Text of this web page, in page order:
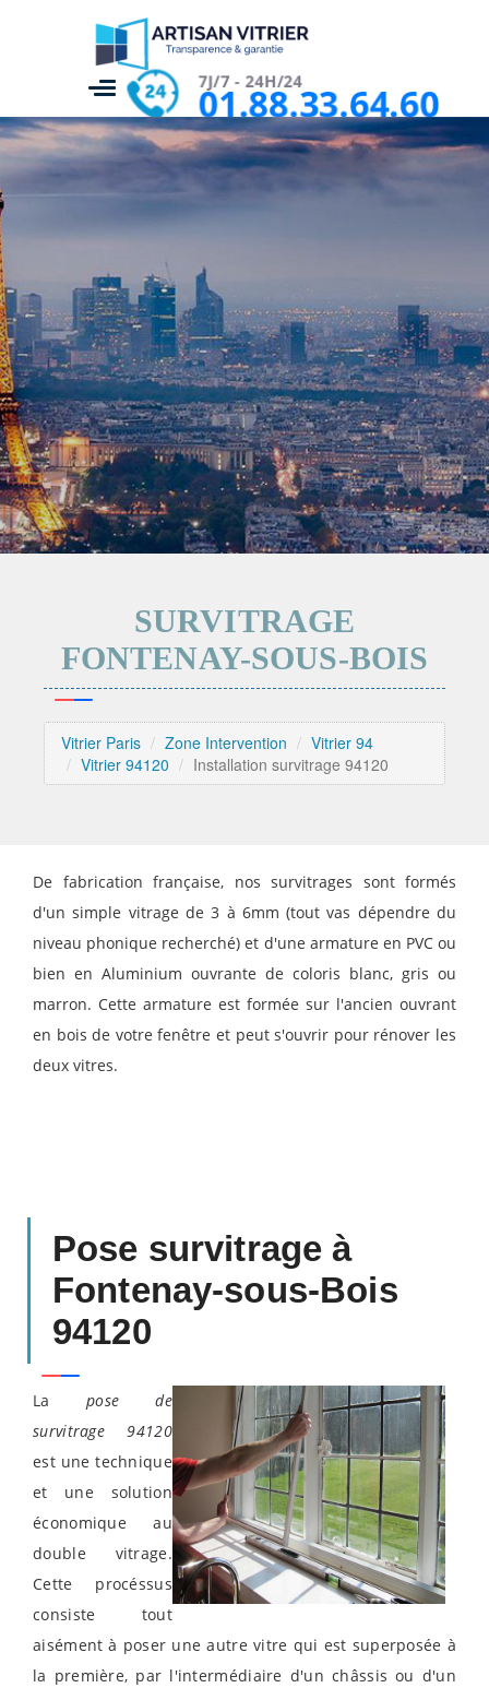
7J/7 - 24H/24
01.88.33.64.60
SURVITRAGE
FONTENAY-SOUS-BOIS
Vitrier Paris Zone Intervention
Vitrier 94
Vitrier 94120
Installation survitrage 94120
De fabrication française, nos survitrages sont formés
d'un simple vitrage de 3 à 6mm (tout vas dépendre du
niveau phonique recherché) et d'une armature en PVC ou
bien en Aluminium ouvrante de coloris blanc, gris ou
marron. Cette armature est formée sur l'ancien ouvrant
en bois de votre fenêtre et peut s'ouvrir pour rénover les
deux vitres.
Pose survitrage à
Fontenay-sous-Bois
94120
La pose de
survitrage 94120
est une technique
et une solution
économique au
double vitrage.
Cette procéssus
consiste tout
aisément à poser une autre vitre qui est superposée à
la première, par l'intermédiaire d'un châssis ou d'un